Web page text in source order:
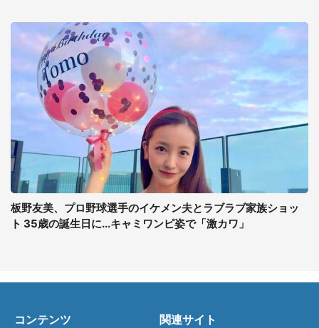
板野友美、プロ野球選手のイケメン夫とラブラブ家族ショッ
ト 35歳の誕生日に...キャミワンピ姿で「激カワ」
コンテンツ 関連サイト